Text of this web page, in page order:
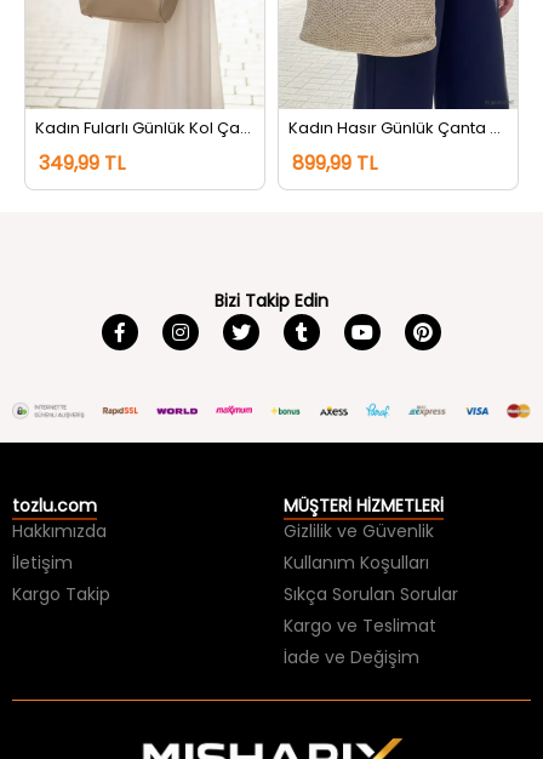
Kadın Fularlı Günlük Kol Çantası Bej
349,99 TL
Kadın Hasır Günlük Çanta Bej
899,99 TL
Bizi Takip Edin
tozlu.com
Hakkımızda
İletişim
Kargo Takip
MÜŞTERİ HİZMETLERİ
Gizlilik ve Güvenlik
Kullanım Koşulları
Sıkça Sorulan Sorular
Kargo ve Teslimat
İade ve Değişim